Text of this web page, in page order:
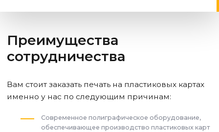
Преимущества
сотрудничества
Вам стоит заказать печать на пластиковых картах
именно у нас по следующим причинам:
Современное полиграфическое оборудование,
обеспечивающее производство пластиковых карт